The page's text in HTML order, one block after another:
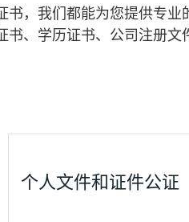
，我们都能为您提供专
、学历证书、公司注册文
个人文件和证件公证